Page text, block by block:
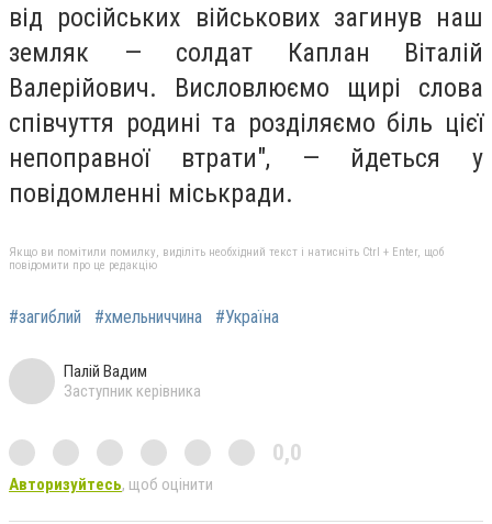
від російських військових загинув наш
земляк — солдат Каплан Віталій
Валерійович. Висловлюємо щирі слова
співчуття родині та розділяємо біль цієї
непоправної втрати", — йдеться у
повідомленні міськради.
Якщо ви помітили помилку, виділіть необхідний текст і натисніть Ctrl + Enter, щоб
повідомити про це редакцію
#загиблий #хмельниччина #Україна
Палій Вадим
Заступник керівника
0,0
Авторизуйтесь, щоб оцінити